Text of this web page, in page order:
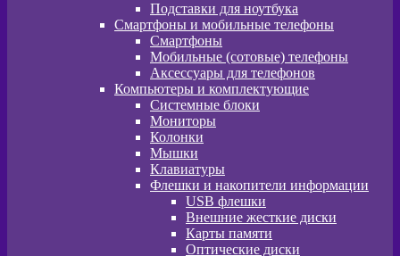
Подставки для ноутбука
Смартфоны и мобильные телефоны
Смартфоны
Мобильные (сотовые) телефоны
Аксессуары для телефонов
Компьютеры и комплектующие
Системные блоки
Мониторы
Колонки
Мышки
Клавиатуры
Флешки и накопители информации
USB флешки
Внешние жесткие диски
Карты памяти
Оптические диски